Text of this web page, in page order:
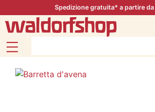
Spedizione gratuita* a partire da